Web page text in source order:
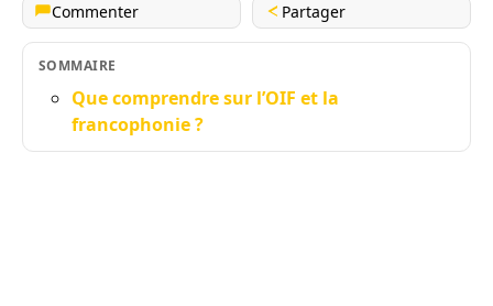
Commenter
Partager
SOMMAIRE
Que comprendre sur l’OIF et la
francophonie ?